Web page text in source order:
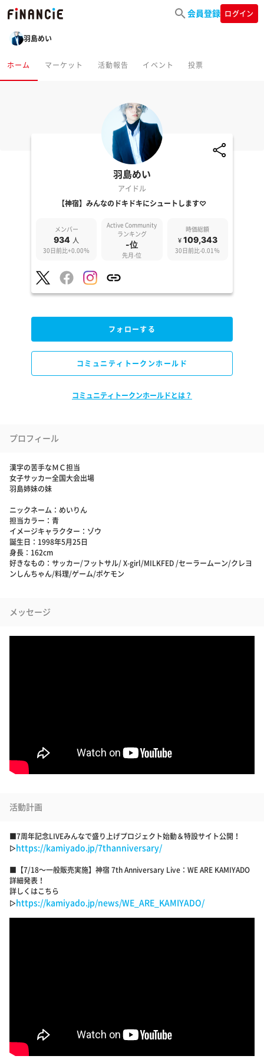
会員登録 ログイン
羽島めい
ホーム マーケット 活動報告 イベント 投票
羽島めい
アイドル
【神宿】みんなのドキドキにシュートします♡
メンバー
934 人
30日前比+0.00％
Active Community
ランキング
-位
先月-位
時価総額
¥ 109,343
30日前比-0.01％
フォローする
コミュニティトークンホールド
コミュニティトークンホールドとは？
プロフィール
漢字の苦手なＭＣ担当
女子サッカー全国大会出場
羽島姉妹の妹
ニックネーム：めいりん
担当カラー：青
イメージキャラクター：ゾウ
誕生日：1998年5月25日
身長：162cm
好きなもの：サッカー/フットサル/ X-girl/MILKFED /セーラームーン/クレヨ
ンしんちゃん/料理/ゲーム/ポケモン
メッセージ
活動計画
■7周年記念LIVEみんなで盛り上げプロジェクト始動＆特設サイト公開！
▷https://kamiyado.jp/7thanniversary/
■【7/18～一般販売実施】神宿 7th Anniversary Live：WE ARE KAMIYADO
詳細発表！
詳しくはこちら
▷https://kamiyado.jp/news/WE_ARE_KAMIYADO/